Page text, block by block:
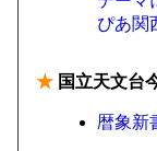
ぴあ関
★ 国立天文台
暦象新